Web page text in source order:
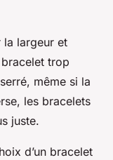
la largeur et
trop
même si la
les bracelets
juste.
d’un bracelet